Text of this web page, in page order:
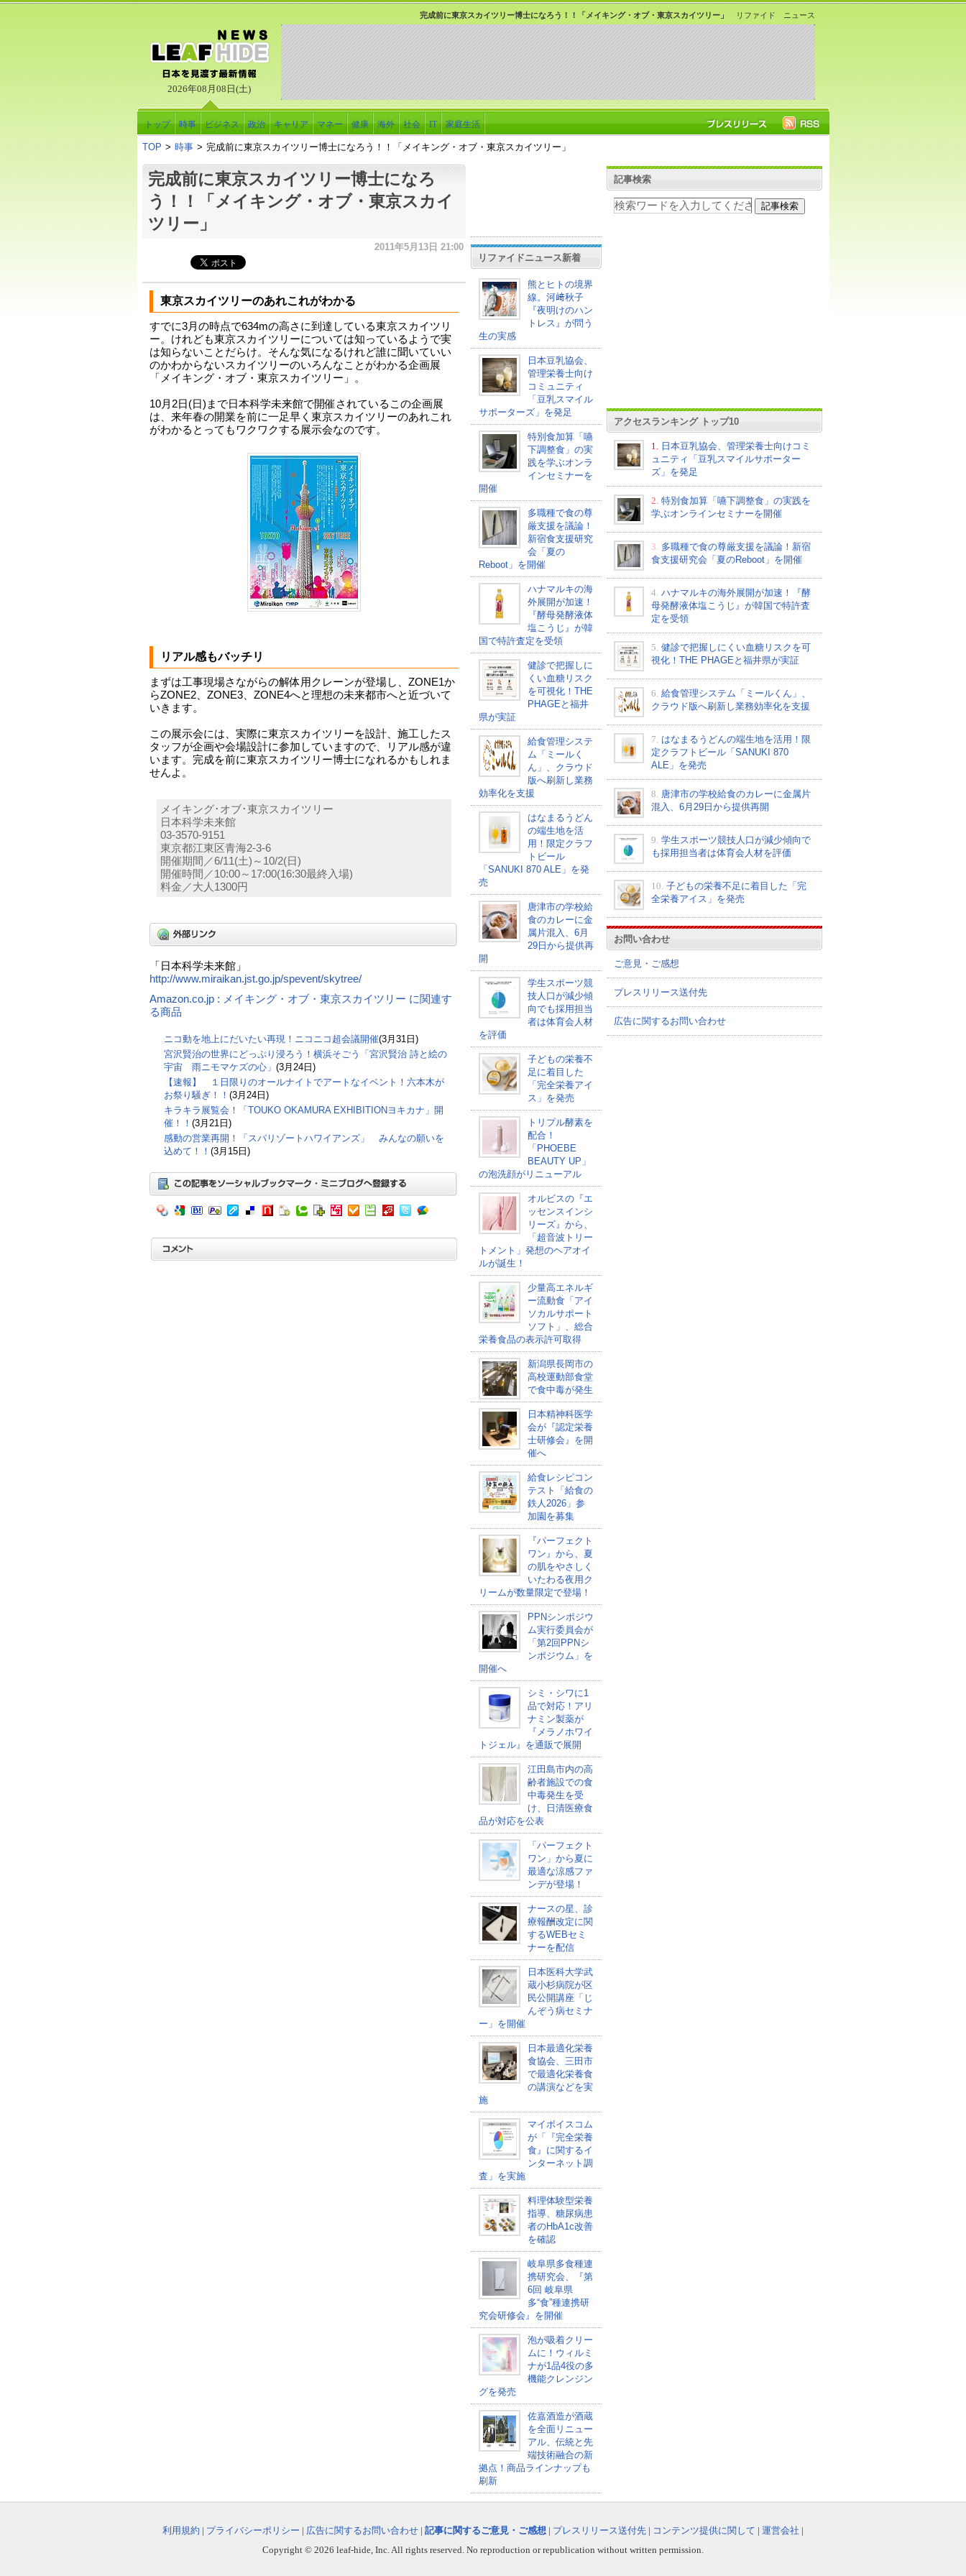
2026年08月08日(土)
リファイド ニュース
完成前に東京スカイツリー博士になろう！！「メイキング・オブ・東京スカイツリー」
トップ 時事 ビジネス 政治 キャリア マネー 健康 海外 社会 IT 家庭生活
TOP > 時事 > 完成前に東京スカイツリー博士になろう！！「メイキング・オブ・東京スカイツリー」
完成前に東京スカイツリー博士になろ
う！！「メイキング・オブ・東京スカイ
ツリー」
2011年5月13日 21:00
東京スカイツリーのあれこれがわかる
すでに3月の時点で634mの高さに到達している東京スカイツリ
ー。けれども東京スカイツリーについては知っているようで実
は知らないことだらけ。そんな気になるけれど誰に聞いていい
のかわからないスカイツリーのいろんなことがわかる企画展
「メイキング・オブ・東京スカイツリー」。
10月2日(日)まで日本科学未来館で開催されているこの企画展
は、来年春の開業を前に一足早く東京スカイツリーのあれこれ
がわかるとってもワクワクする展示会なのです。
リアル感もバッチリ
まずは工事現場さながらの解体用クレーンが登場し、ZONE1か
らZONE2、ZONE3、ZONE4へと理想の未来都市へと近づいて
いきます。
この展示会には、実際に東京スカイツリーを設計、施工したス
タッフが企画や会場設計に参加していますので、リアル感が違
います。完成を前に東京スカイツリー博士になれるかもしれま
せんよ。
メイキング･オブ･東京スカイツリー
日本科学未来館
03-3570-9151
東京都江東区青海2-3-6
開催期間／6/11(土)～10/2(日)
開催時間／10:00～17:00(16:30最終入場)
料金／大人1300円
「日本科学未来館」
http://www.miraikan.jst.go.jp/spevent/skytree/
Amazon.co.jp : メイキング・オブ・東京スカイツリー に関連す
る商品
ニコ動を地上にだいたい再現！ニコニコ超会議開催(3月31日)
宮沢賢治の世界にどっぷり浸ろう！横浜そごう「宮沢賢治 詩と絵の
宇宙 雨ニモマケズの心」 (3月24日)
【速報】 １日限りのオールナイトでアートなイベント！六本木が
お祭り騒ぎ！！ (3月24日)
キラキラ展覧会！「TOUKO OKAMURA EXHIBITIONヨキカナ」開
催！！ (3月21日)
感動の営業再開！「スパリゾートハワイアンズ」 みんなの願いを
込めて！！ (3月15日)
リファイドニュース新着
熊とヒトの境界
線。河﨑秋子
『夜明けのハン
トレス』が問う
生の実感
日本豆乳協会、
管理栄養士向け
コミュニティ
「豆乳スマイル
サポーターズ」を発足
特別食加算「嚥
下調整食」の実
践を学ぶオンラ
インセミナーを
開催
多職種で食の尊
厳支援を議論！
新宿食支援研究
会「夏の
Reboot」を開催
ハナマルキの海
外展開が加速！
『酵母発酵液体
塩こうじ』が韓
国で特許査定を受領
健診で把握しに
くい血糖リスク
を可視化！THE
PHAGEと福井
県が実証
給食管理システ
ム「ミールく
ん」、クラウド
版へ刷新し業務
効率化を支援
はなまるうどん
の端生地を活
用！限定クラフ
トビール
「SANUKI 870 ALE」を発
売
唐津市の学校給
食のカレーに金
属片混入、6月
29日から提供再
開
学生スポーツ競
技人口が減少傾
向でも採用担当
者は体育会人材
を評価
子どもの栄養不
足に着目した
「完全栄養アイ
ス」を発売
トリプル酵素を
配合！
「PHOEBE
BEAUTY UP」
の泡洗顔がリニューアル
オルビスの『エ
ッセンスインシ
リーズ』から、
「超音波トリー
トメント」発想のヘアオイ
ルが誕生！
少量高エネルギ
ー流動食「アイ
ソカルサポート
ソフト」、総合
栄養食品の表示許可取得
新潟県長岡市の
高校運動部食堂
で食中毒が発生
日本精神科医学
会が『認定栄養
士研修会』を開
催へ
給食レシピコン
テスト「給食の
鉄人2026」参
加園を募集
『パーフェクト
ワン』から、夏
の肌をやさしく
いたわる夜用ク
リームが数量限定で登場！
PPNシンポジウ
ム実行委員会が
「第2回PPNシ
ンポジウム」を
開催へ
シミ・シワに1
品で対応！アリ
ナミン製薬が
『メラノホワイ
トジェル』を通販で展開
江田島市内の高
齢者施設での食
中毒発生を受
け、日清医療食
品が対応を公表
「パーフェクト
ワン」から夏に
最適な涼感ファ
ンデが登場！
ナースの星、診
療報酬改定に関
するWEBセミ
ナーを配信
日本医科大学武
蔵小杉病院が区
民公開講座「じ
んぞう病セミナ
ー」を開催
日本最適化栄養
食協会、三田市
で最適化栄養食
の講演などを実
施
マイボイスコム
が「『完全栄養
食』に関するイ
ンターネット調
査」を実施
料理体験型栄養
指導、糖尿病患
者のHbA1c改善
を確認
岐阜県多食種連
携研究会、『第
6回 岐阜県
多“食”種連携研
究会研修会』を開催
泡が吸着クリー
ムに！ウィルミ
ナが1品4役の多
機能クレンジン
グを発売
佐嘉酒造が酒蔵
を全面リニュー
アル、伝統と先
端技術融合の新
拠点！商品ラインナップも
刷新
記事検索
アクセスランキング トップ10
1.
日本豆乳協会、管理栄養士向けコミ
ュニティ「豆乳スマイルサポーター
ズ」を発足
2. 特別食加算「嚥下調整食」の実践を
学ぶオンラインセミナーを開催
3. 多職種で食の尊厳支援を議論！新宿
食支援研究会「夏のReboot」を開催
4. ハナマルキの海外展開が加速！『酵
母発酵液体塩こうじ』が韓国で特許査
定を受領
5. 健診で把握しにくい血糖リスクを可
視化！THE PHAGEと福井県が実証
6. 給食管理システム「ミールくん」、
クラウド版へ刷新し業務効率化を支援
7. はなまるうどんの端生地を活用！限
定クラフトビール「SANUKI 870
ALE」を発売
8. 唐津市の学校給食のカレーに金属片
混入、6月29日から提供再開
9. 学生スポーツ競技人口が減少傾向で
も採用担当者は体育会人材を評価
10. 子どもの栄養不足に着目した「完
全栄養アイス」を発売
お問い合わせ
ご意見・ご感想
プレスリリース送付先
広告に関するお問い合わせ
利用規約 | プライバシーポリシー | 広告に関するお問い合わせ | 記事に関するご意見・ご感想 | プレスリリース送付先 | コンテンツ提供に関して | 運営会社 |
Copyright © 2026 leaf-hide, Inc. All rights reserved. No reproduction or republication without written permission.